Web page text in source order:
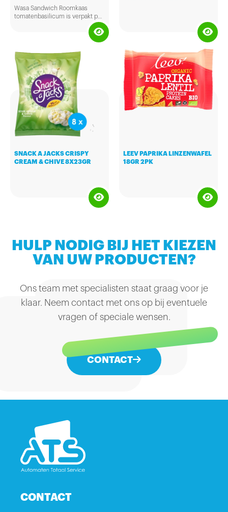
Wasa Sandwich Roomkaas
tomatenbasilicum is verpakt per
stuk en weegt 40 gram per stuk.
De sandwich bestaat uit twee
repen met een laagje roomkaas
ertussen. Door de handige
verpakking kan je het eten waar
en wanneer je maar wilt. Het
roggeknäckebröd bevat 100%
volkorenmeel.
SNACK A JACKS CRISPY
CREAM & CHIVE 8X23GR
LEEV PAPRIKA LINZENWAFEL
18GR 2PK
HULP NODIG BIJ HET KIEZEN
VAN UW PRODUCTEN?
Ons team met specialisten staat graag voor je
klaar. Neem contact met ons op bij eventuele
vragen of speciale wensen.
CONTACT
CONTACT